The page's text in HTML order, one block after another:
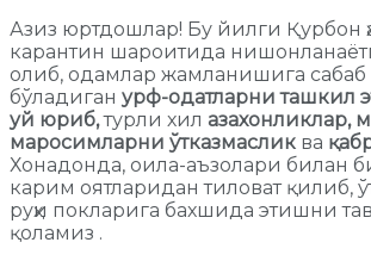
Азиз юртдошлар! Бу йилги Қурбон
карантин шароитида
олиб, одамлар жамланишига сабаб
бўладиган урф-одатларни ташкил
уй юриб,турли хил азахонликлар,
маросимларни ўтказмаслик ва
Хонадонда, оила-аъзолари билан
карим оятларидан тиловат қилиб,
руҳи покларига бахшида этишни
қоламиз .